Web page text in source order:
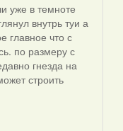
уже в темноте
внутрь туи а
главное что с
по размеру с
гнезда на
строить